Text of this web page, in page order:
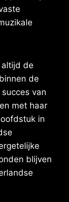
de
de
van
met haar
in
blijven